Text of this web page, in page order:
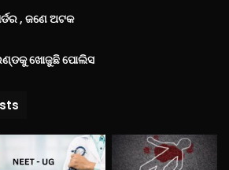
, ଜଣେ ଅଟକ
ଖୋଜୁଛି ପୋଲିସ